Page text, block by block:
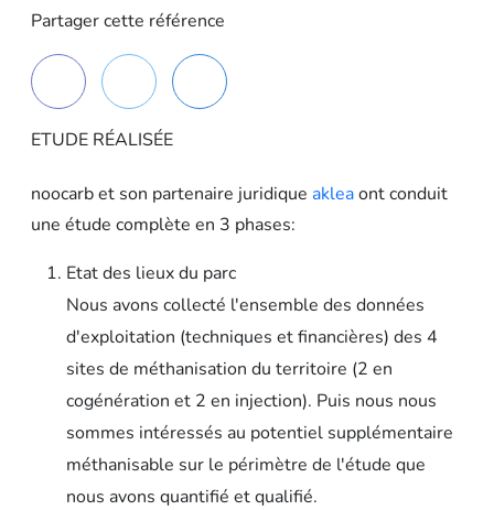
Partager cette référence
ETUDE RÉALISÉE
noocarb et son partenaire juridique akleaont conduit
une étude complète en 3 phases:
Etat des lieux du parc
Nous avons collecté l'ensemble des données
d'exploitation (techniques et financières) des 4
sites de méthanisation du territoire (2 en
cogénération et 2 en injection). Puis nous nous
sommes intéressés au potentiel supplémentaire
méthanisable sur le périmètre de l'étude que
nous avons quantifié et qualifié.